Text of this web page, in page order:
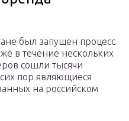
был запущен процесс
в течение нескольких
сошли тысячи
пор являющиеся
на российском